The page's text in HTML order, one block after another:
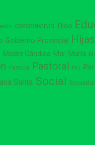
coronavirus Dios
Gobierno Provincial
Madre Cándida Mar María
Pascua Pastoral Paz
Santa Social